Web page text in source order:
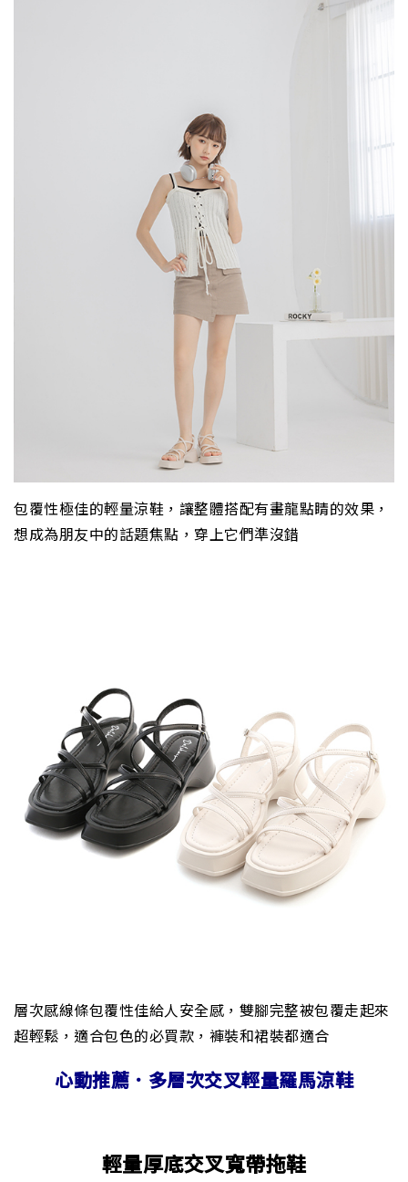
包覆性極佳的輕量涼鞋，讓整體搭配有畫龍點睛的效果，
想成為朋友中的話題焦點，穿上它們準沒錯
層次感線條包覆性佳給人安全感，雙腳完整被包覆走起來
超輕鬆，適合包色的必買款，褲裝和裙裝都適合
心動推薦．多層次交叉輕量羅馬涼鞋
輕量厚底交叉寬帶拖鞋